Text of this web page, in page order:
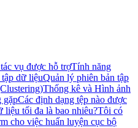
vụ được hỗ trợTính năng
dữ liệuQuản lý phiên bản tập
Thống kê và Hình ảnh
gặpCác định dạng tệp nào được
liệu tối đa là bao nhiêu?Tôi có
cho việc huấn luyện cục bộ